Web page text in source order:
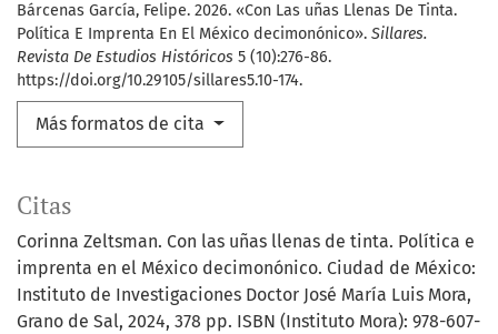
Bárcenas García, Felipe. 2026. «Con Las uñas Llenas De Tinta.
Política E Imprenta En El México decimonónico». Sillares.
Revista De Estudios Históricos 5 (10):276-86.
https://doi.org/10.29105/sillares5.10-174.
Más formatos de cita
Citas
Corinna Zeltsman. Con las uñas llenas de tinta. Política e
imprenta en el México decimonónico. Ciudad de México:
Instituto de Investigaciones Doctor José María Luis Mora,
Grano de Sal, 2024, 378 pp. ISBN (Instituto Mora): 978-607-